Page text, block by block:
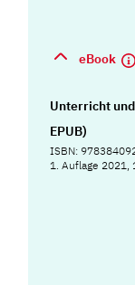
eBook
Unterricht
EPUB)
ISBN:
1. Auflage 2021,